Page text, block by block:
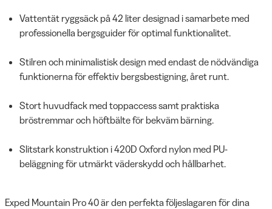
Vattentät ryggsäck på 42 liter designad i samarbete med
professionella bergsguider för optimal funktionalitet.
Stilren och minimalistisk design med endast de nödvändiga
funktionerna för effektiv bergsbestigning, året runt.
Stort huvudfack med toppaccess samt praktiska
bröstremmar och höftbälte för bekväm bärning.
Slitstark konstruktion i 420D Oxford nylon med PU-
beläggning för utmärkt väderskydd och hållbarhet.
Exped Mountain Pro 40 är den perfekta följeslagaren för dina